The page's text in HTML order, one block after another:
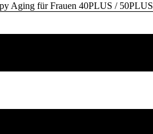
Aging für Frauen 40PLUS / 50PLUS